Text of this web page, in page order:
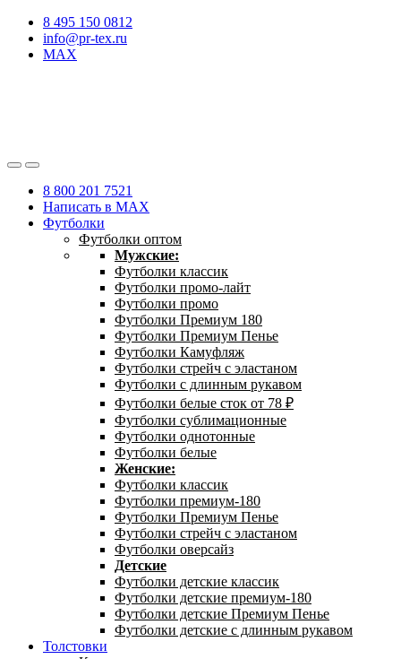
8 495 150 0812
info@pr-tex.ru
MAX
8 800 201 7521
Написать в MAX
Футболки
Футболки оптом
Мужские:
Футболки классик
Футболки промо-лайт
Футболки промо
Футболки Премиум 180
Футболки Премиум Пенье
Футболки Камуфляж
Футболки стрейч с эластаном
Футболки с длинным рукавом
Футболки белые сток от 78 ₽
Футболки сублимационные
Футболки однотонные
Футболки белые
Женские:
Футболки классик
Футболки премиум-180
Футболки Премиум Пенье
Футболки стрейч с эластаном
Футболки оверсайз
Детские
Футболки детские классик
Футболки детские премиум-180
Футболки детские Премиум Пенье
Футболки детские с длинным рукавом
Толстовки